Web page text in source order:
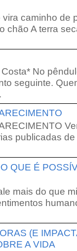
caminho de
chão A terra
No
seguinte.
publicadas
QUE É
mais do que
(E
A VIDA